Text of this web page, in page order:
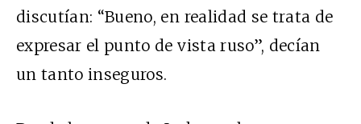
discutían: “Bueno, en realidad se trata de
expresar el punto de vista ruso”, decían
un tanto inseguros.